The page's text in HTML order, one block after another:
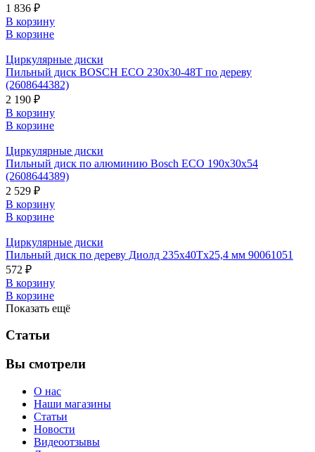
1 836 ₽
В корзину
В корзине
Циркулярные диски
Пильный диск BOSCH ECO 230x30-48T по дереву
(2608644382)
2 190 ₽
В корзину
В корзине
Циркулярные диски
Пильный диск по алюминию Bosch ECO 190x30x54
(2608644389)
2 529 ₽
В корзину
В корзине
Циркулярные диски
Пильный диск по дереву Диолд 235x40Tx25,4 мм 90061051
572 ₽
В корзину
В корзине
Показать ещё
Статьи
Вы смотрели
О нас
Наши магазины
Статьи
Новости
Видеоотзывы